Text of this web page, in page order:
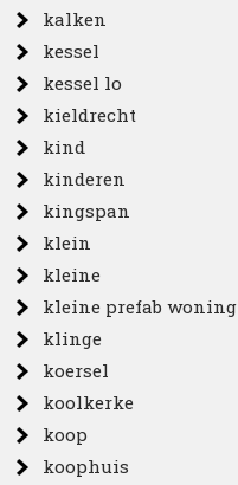
kalken
kessel
kessel lo
kieldrecht
kind
kinderen
kingspan
klein
kleine
kleine prefab woning
klinge
koersel
koolkerke
koop
koophuis